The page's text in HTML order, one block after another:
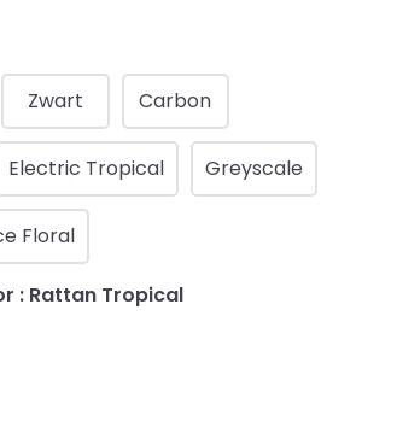
Zwart Carbon
Electric Tropical Greyscale
Floral
: Rattan Tropical